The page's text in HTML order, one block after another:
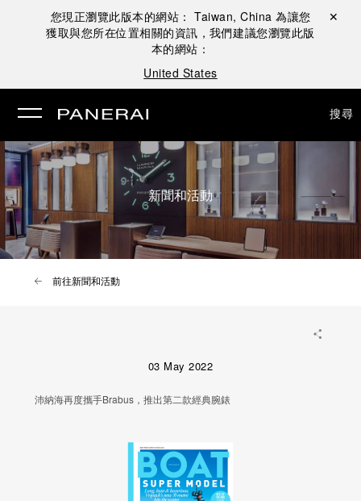
您現正瀏覽此版本的網站： Taiwan, China 為讓您
獲取與您所在位置相關的資訊，我們建議您瀏覽此版
本的網站：
United States
關閉 ✕
搜尋
新聞和活動
前往新聞和活動
03 May 2022
沛納海再度攜手Brabus，推出第二款經典腕錶